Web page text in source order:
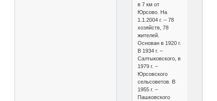
в 7 км от
Юрсово. На
1.1.2004 г. – 78
хозяйств, 78
жителей.
Основан в 1920 г.
В 1934 г. –
Салтыковского, в
1979 г. –
Юрсовского
сельсоветов. В
1955 г. –
Пашковского